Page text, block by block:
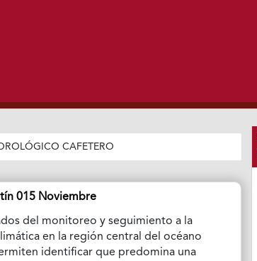
CAFETERO
015 Noviembre
del monitoreo y seguimiento a la
en la región central del océano
identificar que predomina una